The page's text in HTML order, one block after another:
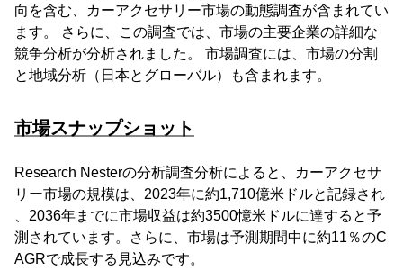
向を含む、カーアクセサリー市場の動態調査が含まれてい
ます。 さらに、この調査では、市場の主要企業の詳細な
競争分析が分析されました。 市場調査には、市場の分割
と地域分析（日本とグローバル）も含まれます。
市場スナップショット
Research Nesterの分析調査分析によると、カーアクセサ
リー市場の規模は、2023年に約1,710億米ドルと記録され
、2036年までに市場収益は約3500憶米ドルに達すると予
測されています。さらに、市場は予測期間中に約11％のC
AGRで成長する見込みです。